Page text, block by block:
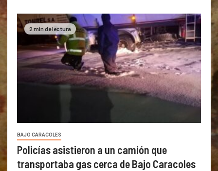
2 min de lectura
BAJO CARACOLES
Policías asistieron a un camión que
transportaba gas cerca de Bajo Caracoles